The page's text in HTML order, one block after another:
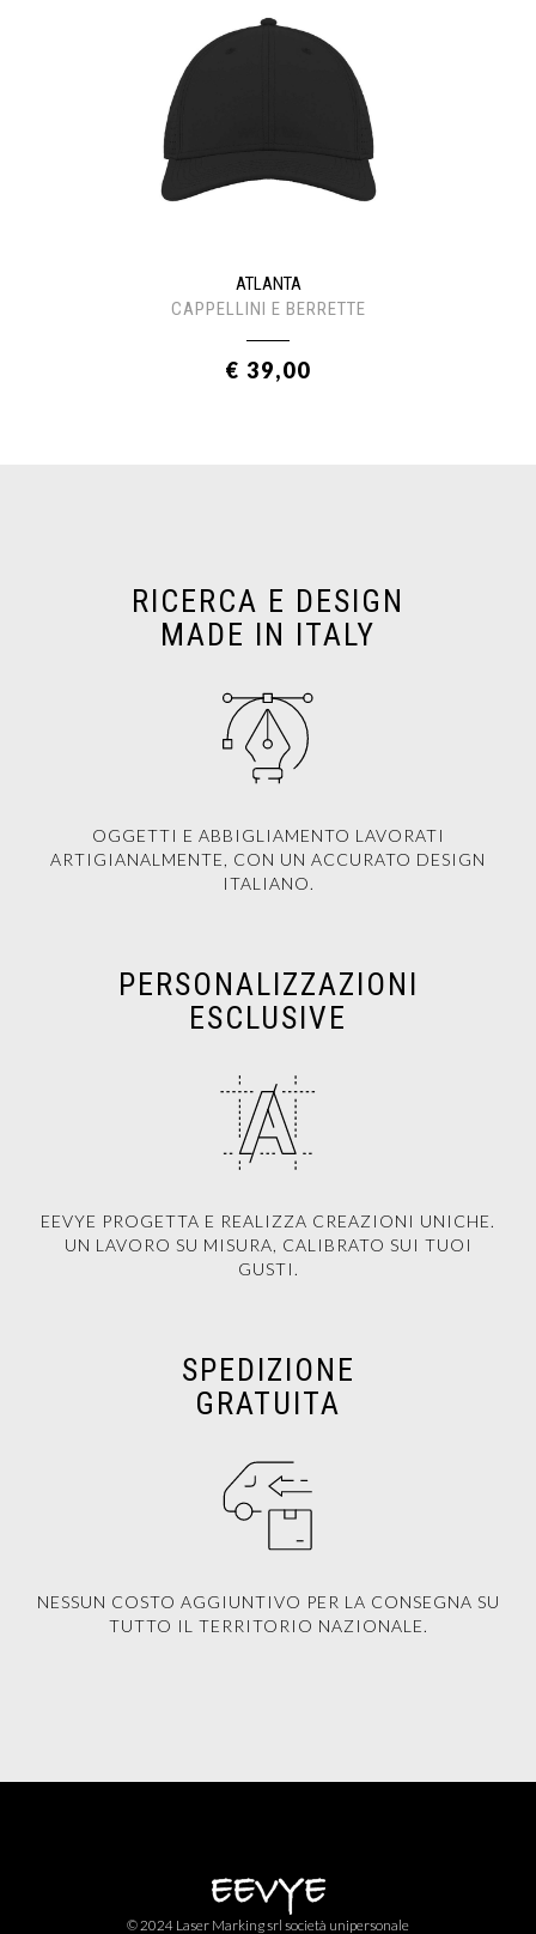
ATLANTA
CAPPELLINI E BERRETTE
€ 39,00
RICERCA E DESIGN
MADE IN ITALY
OGGETTI E ABBIGLIAMENTO LAVORATI
ARTIGIANALMENTE, CON UN ACCURATO DESIGN
ITALIANO.
PERSONALIZZAZIONI
ESCLUSIVE
EEVYE PROGETTA E REALIZZA CREAZIONI UNICHE.
UN LAVORO SU MISURA, CALIBRATO SUI TUOI
GUSTI.
SPEDIZIONE
GRATUITA
NESSUN COSTO AGGIUNTIVO PER LA CONSEGNA SU
TUTTO IL TERRITORIO NAZIONALE.
© 2024 Laser Marking srl società unipersonale